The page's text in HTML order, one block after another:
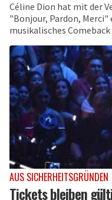
Céline Dion hat mit der
"Bonjour, Pardon,
musikalisches
AUS SICHERHEITSGRÜNDEN
Tickets bleiben